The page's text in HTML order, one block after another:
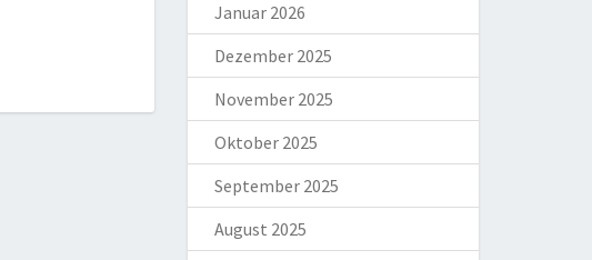
Januar 2026
Dezember 2025
November 2025
Oktober 2025
September 2025
August 2025